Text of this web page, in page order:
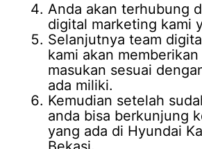
Anda akan terhubung
digital marketing kami
Selanjutnya team
kami akan
masukan sesuai
ada miliki.
Kemudian setelah
anda bisa berkunjung
yang ada di Hyundai